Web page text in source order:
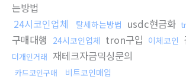
는방법
24시코인업체
탈세하는방법 usdc현금화
구매대행 24시코인업체 tron구입 이체코인
더개인거래 재테크자금믹싱문의
카드코인구매 비트코인매입